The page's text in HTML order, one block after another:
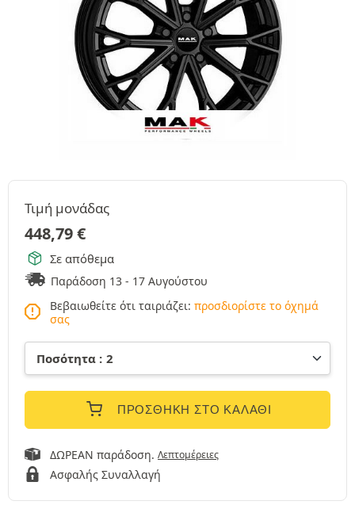
Τιμή μονάδας
448,79€
Σε απόθεμα
Παράδοση 13 - 17 Αυγούστου
Βεβαιωθείτε ότι ταιριάζει: προσδιορίστε το όχημά
σας
ΠΡΟΣΘΉΚΗ ΣΤΟ ΚΑΛΆΘΙ
ΔΩΡΕΑΝ παράδοση. Λεπτομέρειες
Ασφαλής Συναλλαγή